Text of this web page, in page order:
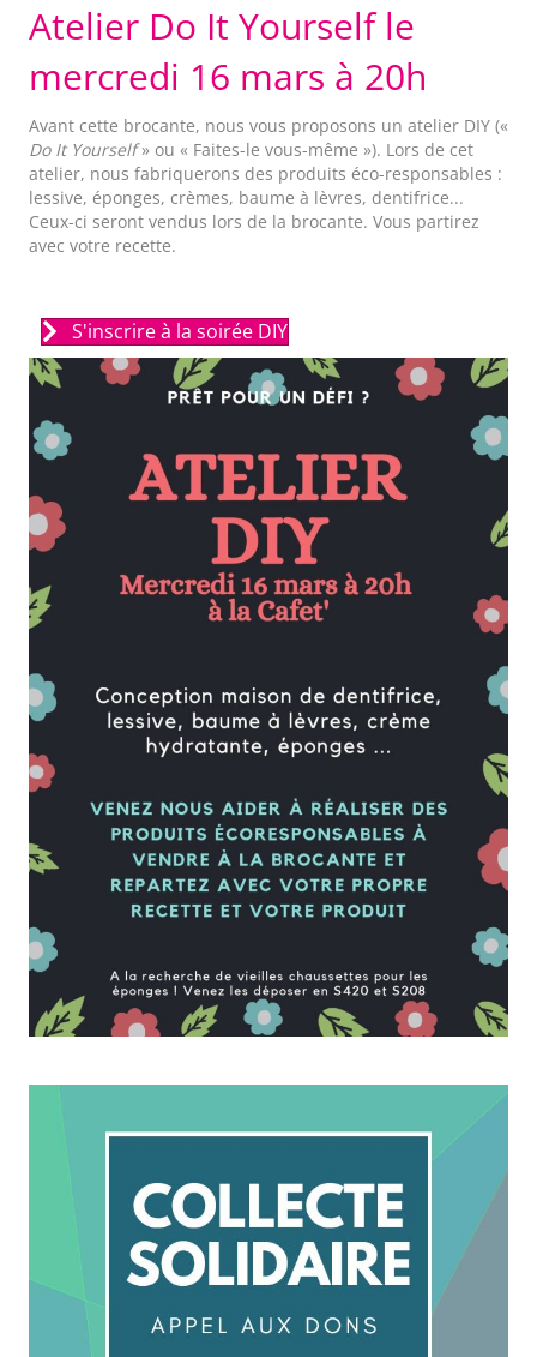
Atelier Do It Yourself le
mercredi 16 mars à 20h
Avant cette brocante, nous vous proposons un atelier DIY («
Do It Yourself» ou « Faites-le vous-même »). Lors de cet
atelier, nous fabriquerons des produits éco-responsables :
lessive, éponges, crèmes, baume à lèvres, dentifrice...
Ceux-ci seront vendus lors de la brocante. Vous partirez
avec votre recette.
S'inscrire à la soirée DIY